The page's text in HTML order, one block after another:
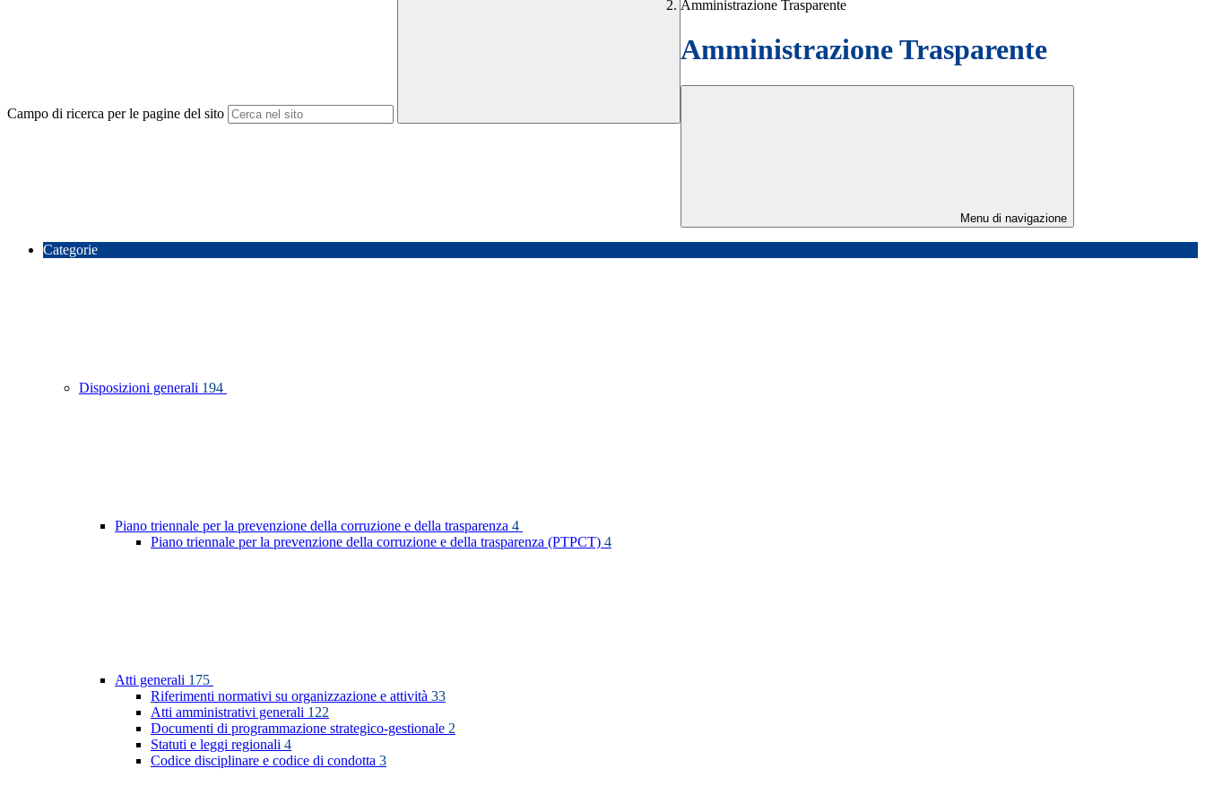
Campo di ricerca per le pagine del sito
Amministrazione Trasparente
Amministrazione Trasparente
Menu di navigazione
Categorie
Disposizioni generali 194
Piano triennale per la prevenzione della corruzione e della trasparenza 4
Piano triennale per la prevenzione della corruzione e della trasparenza (PTPCT) 4
Atti generali 175
Riferimenti normativi su organizzazione e attività 33
Atti amministrativi generali 122
Documenti di programmazione strategico-gestionale 2
Statuti e leggi regionali 4
Codice disciplinare e codice di condotta 3